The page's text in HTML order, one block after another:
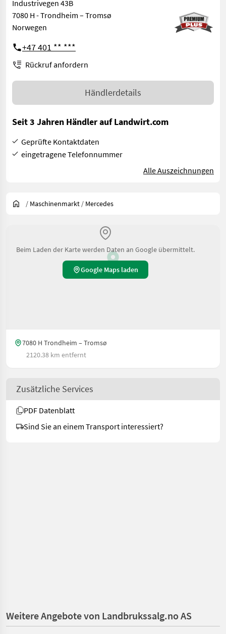
Industrivegen 43B
7080 H - Trondheim – Tromsø
Norwegen
+47 401 ** ***
Rückruf anfordern
Händlerdetails
Seit 3 Jahren Händler auf Landwirt.com
Geprüfte Kontaktdaten
eingetragene Telefonnummer
Alle Auszeichnungen
/ Maschinenmarkt / Mercedes
Beim Laden der Karte werden Daten an Google übermittelt.
Google Maps laden
7080 H Trondheim – Tromsø
2120.38 km entfernt
Zusätzliche Services
PDF Datenblatt
Sind Sie an einem Transport interessiert?
Weitere Angebote von Landbrukssalg.no AS